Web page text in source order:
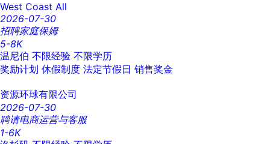
West Coast All
2026-07-30
招聘家庭保姆
5-8K
温尼伯 不限经验 不限学历
奖励计划 休假制度 法定节假日 销售奖金
资源环球有限公司
2026-07-30
聘请电商运营与客服
1-6K